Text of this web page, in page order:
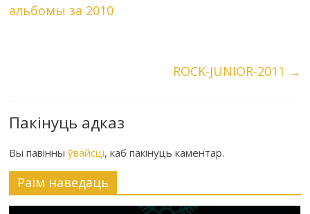
альбомы за 2010
ROCK-JUNIOR-2011 →
Пакінуць адказ
Вы павінныўвайсці, каб пакінуць каментар.
Раiм наведаць